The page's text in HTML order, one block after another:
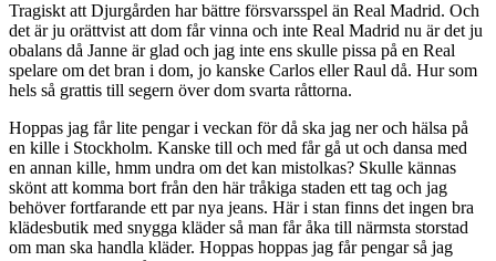
Tragiskt att Djurgården har bättre försvarsspel än Real Madrid. Och
det är ju orättvist att dom får vinna och inte Real Madrid nu är det ju
obalans då Janne är glad och jag inte ens skulle pissa på en Real
spelare om det bran i dom, jo kanske Carlos eller Raul då. Hur som
hels så grattis till segern över dom svarta råttorna.
Hoppas jag får lite pengar i veckan för då ska jag ner och hälsa på
en kille i Stockholm. Kanske till och med får gå ut och dansa med
en annan kille, hmm undra om det kan mistolkas? Skulle kännas
skönt att komma bort från den här tråkiga staden ett tag och jag
behöver fortfarande ett par nya jeans. Här i stan finns det ingen bra
klädesbutik med snygga kläder så man får åka till närmsta storstad
om man ska handla kläder. Hoppas hoppas jag får pengar så jag